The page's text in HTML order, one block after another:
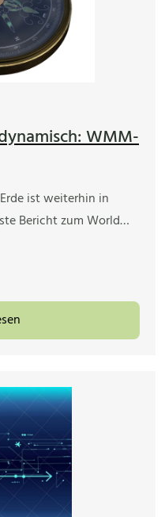
WMM-
ist weiterhin in
Bericht zum World…